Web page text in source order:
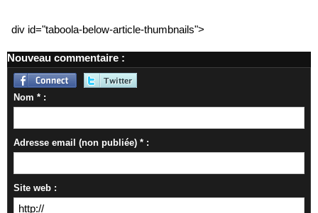
div id="taboola-below-article-thumbnails">
Nouveau commentaire :
Nom * :
Adresse email (non publiée) * :
Site web :